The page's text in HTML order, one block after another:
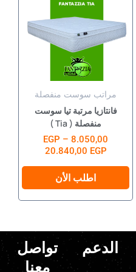
مراتب سوست منفصلة
فانتازيا مرتبة تيا سوست
منفصلة ( Tia )
8.050,00
EGP –
20.840,00 EGP
خلال
⁦20.840,00 EGP⁩
اطلب الأن
من
الأشكال
المختلفة
لهذا
المنتج.
اختيار
الخيارات
على
صفحة
المنتج
الدعم
تواصل
معنا